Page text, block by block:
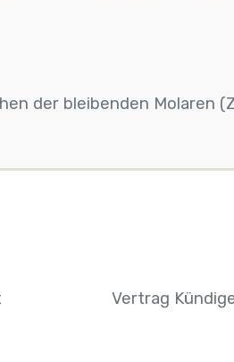
der bleibenden Molaren
Vertrag